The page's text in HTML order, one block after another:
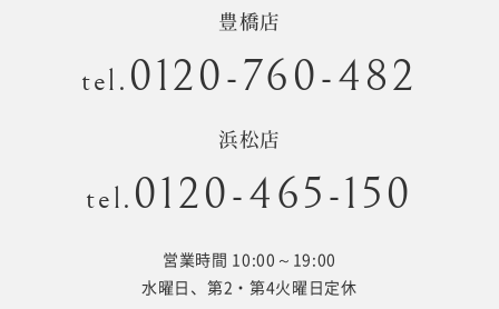
豊橋店
tel. 0120-760-482
浜松店
tel. 0120-465-150
営業時間 10:00～19:00
水曜日、第2・第4火曜日定休